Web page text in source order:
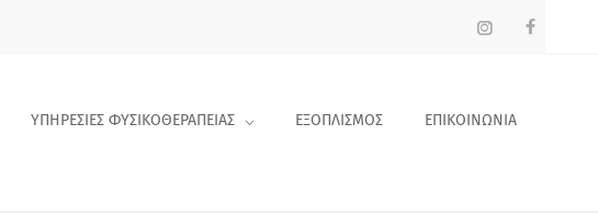
ΥΠΗΡΕΣΙΕΣ ΦΥΣΙΚΟΘΕΡΑΠΕΙΑΣ ΕΞΟΠΛΙΣΜΟΣ ΕΠΙΚΟΙΝΩΝΙΑ